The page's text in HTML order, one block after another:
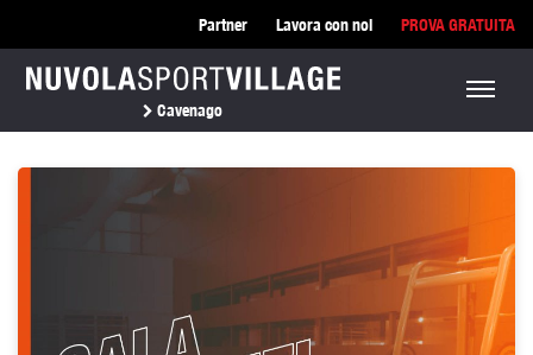
Partner Lavora con noi PROVA GRATUITA
Cavenago